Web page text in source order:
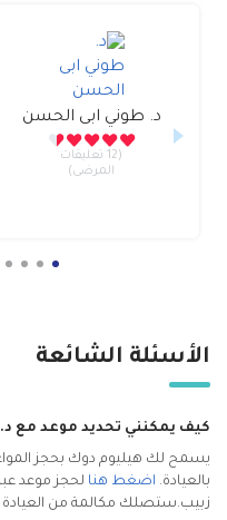
د. طوني ابى الحسن
(12 تعليقات
المرضى)
الأسئلة الشائعة
كيف يمكنني تحديد موعد مع
يسمح لك هيليوم دوك بحجز
بالعيادة. اضغط هنا لحجز موعد
زبيب.ستصلك مكالمة من العيادة